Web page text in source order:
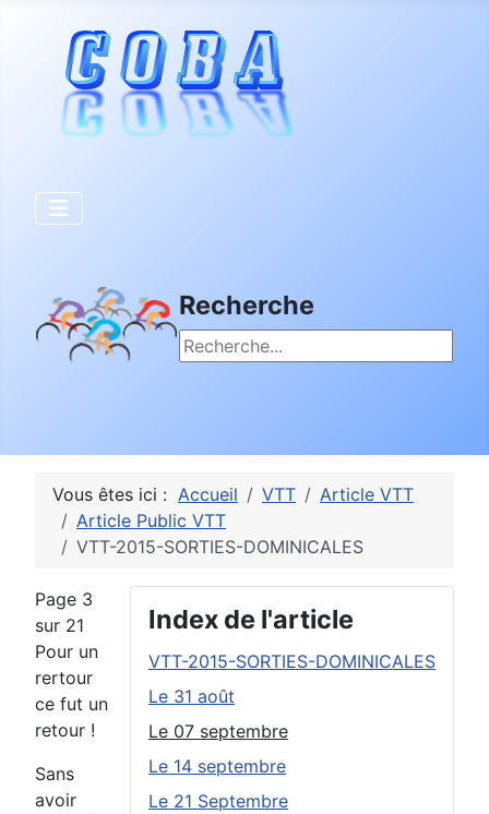
Recherche
Rechercher
Vous êtes ici : Accueil VTT
Article VTT
Article Public VTT
VTT-2015-SORTIES-DOMINICALES
Index de l'article
VTT-2015-SORTIES-DOMINICALES
Le 31 août
Le 07 septembre
Le 14 septembre
Le 21 Septembre
Page 3
sur 21
Pour un
rertour
ce fut un
retour !
Sans
avoir